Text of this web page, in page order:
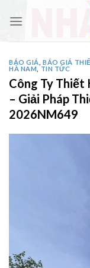
BÁO GIÁ ,BÁO GIÁ
HÀ NAM ,TIN TỨC
Công Ty Thiết
– Giải Pháp
2026NM649